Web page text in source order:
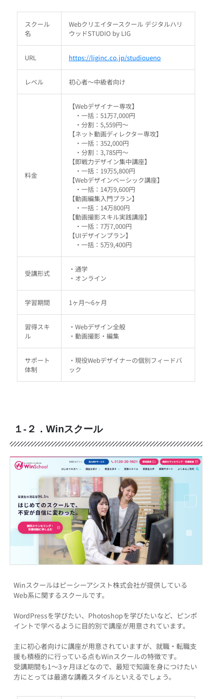
スクール
名
Webクリエイタースクール デジタルハリ
ウッドSTUDIO by LIG
URL https://liginc.co.jp/studioueno
レベル 初心者～中級者向け
料金
【Webデザイナー専攻】
・一括：51万7,000円
・分割：5,559円～
【ネット動画ディレクター専攻】
・一括：352,000円
・分割：3,785円～
【即戦力デザイン集中講座】
・一括：19万5,800円
【Webデザインベーシック講座】
・一括：14万9,600円
【動画編集入門プラン】
・一括：14万800円
【動画撮影スキル実践講座】
・一括：7万7,000円
【UIデザインプラン】
・一括：5万9,400円
受講形式
・通学
・オンライン
学習期間 1ヶ月～6ヶ月
習得スキ
ル
・Webデザイン全般
・動画撮影・編集
サポート
体制
・現役Webデザイナーの個別フィードバ
ック
１-２．Winスクール
Winスクールはピーシーアシスト株式会社が提供している
Web系に関するスクールです。
WordPressを学びたい、Photoshopを学びたいなど、ピンポ
イントで学べるように目的別で講座が用意されています。
主に初心者向けに講座が用意されていますが、就職・転職支
援も積極的に行っている点もWinスクールの特徴です。
受講期間も1～3ヶ月ほどなので、最短で知識を身につけたい
方にとっては最適な講義スタイルといえるでしょう。